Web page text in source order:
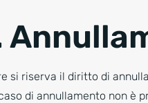
si riserva il diritto di
di annullamento non è